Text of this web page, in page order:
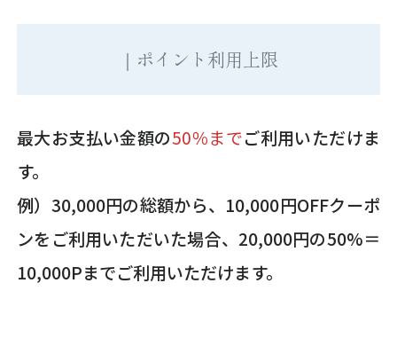
｜ポイント利用上限
最大お支払い金額の50％までご利用いただけま
す。
例）30,000円の総額から、10,000円OFFクーポ
ンをご利用いただいた場合、20,000円の50%＝
10,000Pまでご利用いただけます。